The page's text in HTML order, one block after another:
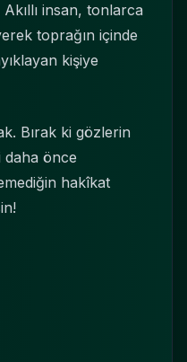
Akıllı insan, tonlarca
toprağın içinde
kişiye
Bırak ki gözlerin
daha önce
hakîkat